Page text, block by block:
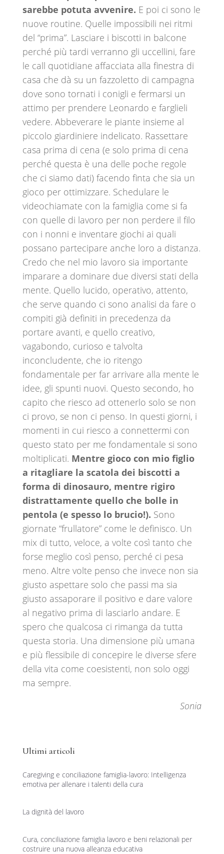
sarebbe potuta avvenire. E poi ci sono le
nuove routine. Quelle impossibili nei ritmi
del “prima”. Lasciare i biscotti in balcone
perché più tardi verranno gli uccellini, fare
le call quotidiane affacciata alla finestra di
casa che dà su un fazzoletto di campagna
dove sono tornati i conigli e fermarsi un
attimo per prendere Leonardo e farglieli
vedere. Abbeverare le piante insieme al
piccolo giardiniere indelicato. Rassettare
casa prima di cena (e solo prima di cena
perché questa è una delle poche regole
che ci siamo dati) facendo finta che sia un
gioco per ottimizzare. Schedulare le
videochiamate con la famiglia come si fa
con quelle di lavoro per non perdere il filo
con i nonni e inventare giochi ai quali
possano partecipare anche loro a distanza.
Credo che nel mio lavoro sia importante
imparare a dominare due diversi stati della
mente. Quello lucido, operativo, attento,
che serve quando ci sono analisi da fare o
compiti già definiti in precedenza da
portare avanti, e quello creativo,
vagabondo, curioso e talvolta
inconcludente, che io ritengo
fondamentale per far arrivare alla mente le
idee, gli spunti nuovi. Questo secondo, ho
capito che riesco ad ottenerlo solo se non
ci provo, se non ci penso. In questi giorni, i
momenti in cui riesco a connettermi con
questo stato per me fondamentale si sono
moltiplicati. Mentre gioco con mio figlio
a ritagliare la scatola dei biscotti a
forma di dinosauro, mentre rigiro
distrattamente quello che bolle in
pentola (e spesso lo brucio!). Sono
giornate “frullatore” come le definisco. Un
mix di tutto, veloce, a volte così tanto che
forse meglio così penso, perché ci pesa
meno. Altre volte penso che invece non sia
giusto aspettare solo che passi ma sia
giusto assaporare il positivo e dare valore
al negativo prima di lasciarlo andare. E
spero che qualcosa ci rimanga da tutta
questa storia. Una dimensione più umana
e più flessibile di concepire le diverse sfere
della vita come coesistenti, non solo oggi
ma sempre.
Sonia
Ultimi articoli
Caregiving e conciliazione famiglia-lavoro: Intelligenza
emotiva per allenare i talenti della cura
La dignità del lavoro
Cura, conciliazione famiglia lavoro e beni relazionali per
costruire una nuova alleanza educativa